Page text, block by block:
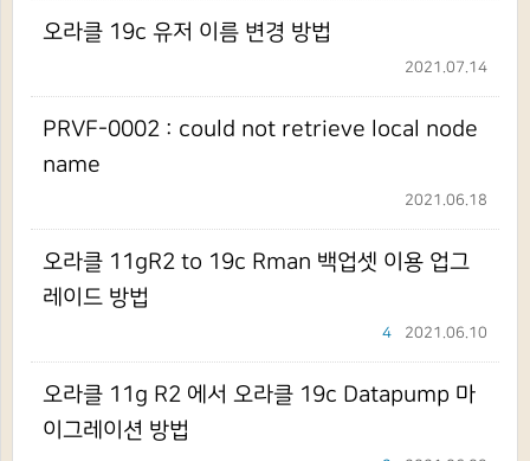
오라클 19c 유저 이름 변경 방법
2021.07.14
PRVF-0002 : could not retrieve local node
name
2021.06.18
오라클 11gR2 to 19c Rman 백업셋 이용 업그
레이드 방법
2021.06.10
4
오라클 11g R2 에서 오라클 19c Datapump 마
이그레이션 방법